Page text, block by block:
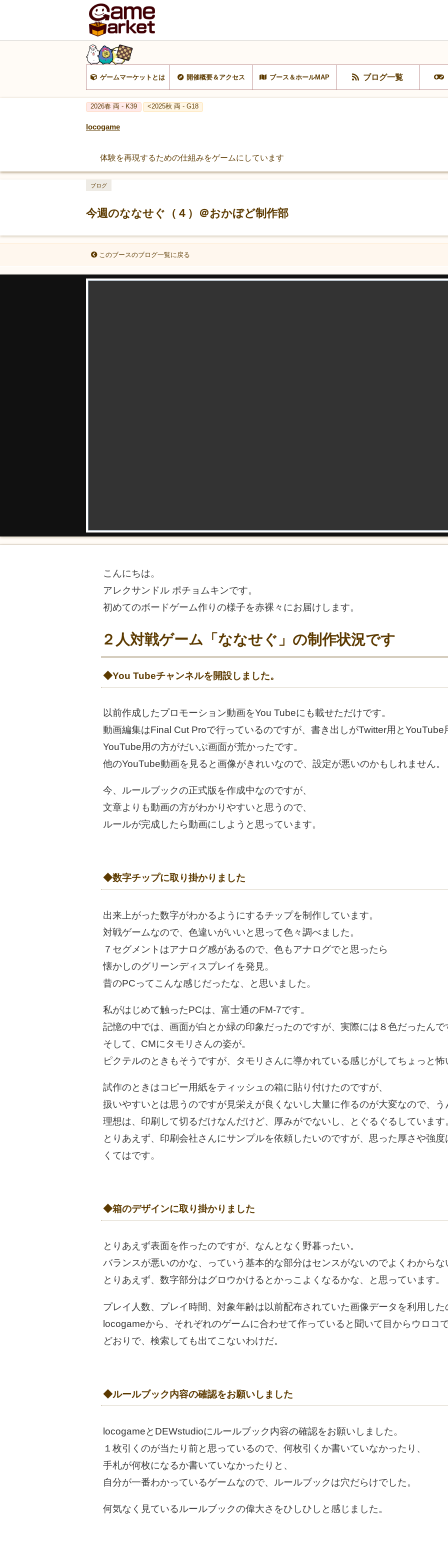
ゲームマーケットとは 開催概要＆アクセス ブース＆ホールMAP ブログ一覧
2026春 両 - K39 <2025秋 両 - G18
locogame
体験を再現するための仕組みをゲームにしています
今週のななせぐ（４）＠おかぼど制作部
ブログ
このブースのブログ一覧に戻る
こんにちは。
アレクサンドル ポチョムキンです。
初めてのボードゲーム作りの様子を赤裸々にお届けします。
２人対戦ゲーム「ななせぐ」の制作状況です
◆You Tubeチャンネルを開設しました。
以前作成したプロモーション動画をYou Tubeにも載せただけです。
動画編集はFinal Cut Proで行っているのですが、書き出しがTwitter用とYouTube
YouTube用の方がだいぶ画面が荒かったです。
他のYouTube動画を見ると画像がきれいなので、設定が悪いのかもしれません。
今、ルールブックの正式版を作成中なのですが、
文章よりも動画の方がわかりやすいと思うので、
ルールが完成したら動画にしようと思っています。
◆数字チップに取り掛かりました
出来上がった数字がわかるようにするチップを制作しています。
対戦ゲームなので、色違いがいいと思って色々調べました。
７セグメントはアナログ感があるので、色もアナログでと思ったら
懐かしのグリーンディスプレイを発見。
昔のPCってこんな感じだったな、と思いました。
私がはじめて触ったPCは、富士通のFM-7です。
記憶の中では、画面が白とか緑の印象だったのですが、実際には８色だったんで
そして、CMにタモリさんの姿が。
ピクテルのときもそうですが、タモリさんに導かれている感じがしてちょっと怖
試作のときはコピー用紙をティッシュの箱に貼り付けたのですが、
扱いやすいとは思うのですが見栄えが良くないし大量に作るのが大変なので、う
理想は、印刷して切るだけなんだけど、厚みがでないし、とぐるぐるしています
とりあえず、印刷会社さんにサンプルを依頼したいのですが、思った厚さや強
くてはです。
◆箱のデザインに取り掛かりました
とりあえず表面を作ったのですが、なんとなく野暮ったい。
バランスが悪いのかな、っていう基本的な部分はセンスがないのでよくわからな
とりあえず、数字部分はグロウかけるとかっこよくなるかな、と思っています。
プレイ人数、プレイ時間、対象年齢は以前配布されていた画像データを利用した
locogameから、それぞれのゲームに合わせて作っていると聞いて目からウロコで
どおりで、検索しても出てこないわけだ。
◆ルールブック内容の確認をお願いしました
locogameとDEWstudioにルールブック内容の確認をお願いしました。
１枚引くのが当たり前と思っているので、何枚引くか書いていなかったり、
手札が何枚になるか書いていなかったりと、
自分が一番わかっているゲームなので、ルールブックは穴だらけでした。
何気なく見ているルールブックの偉大さをひしひしと感じました。